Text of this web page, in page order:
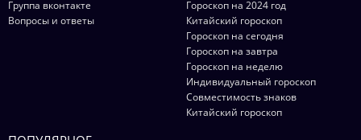
Группа вконтакте
Вопросы и ответы
Гороскоп на 2024 год
Китайский гороскоп
Гороскоп на сегодня
Гороскоп на завтра
Гороскоп на неделю
Индивидуальный гороскоп
Совместимость знаков
Китайский гороскоп